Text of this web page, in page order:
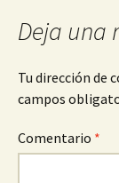
Deja una
Tu dirección de
campos
Comentario *